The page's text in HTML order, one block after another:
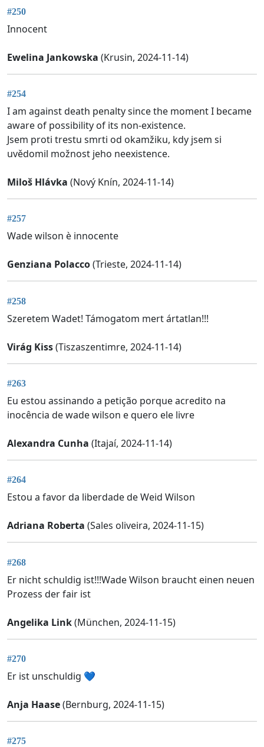
#250
Innocent
Ewelina Jankowska (Krusin, 2024-11-14)
#254
I am against death penalty since the moment I became
aware of possibility of its non-existence.
Jsem proti trestu smrti od okamžiku, kdy jsem si
uvědomil možnost jeho neexistence.
Miloš Hlávka (Nový Knín, 2024-11-14)
#257
Wade wilson è innocente
Genziana Polacco(Trieste, 2024-11-14)
#258
Szeretem Wadet! Támogatom mert ártatlan!!!
Virág Kiss(Tiszaszentimre, 2024-11-14)
#263
Eu estou assinando a petição porque acredito na
inocência de wade wilson e quero ele livre
Alexandra Cunha (Itajaí, 2024-11-14)
#264
Estou a favor da liberdade de Weid Wilson
Adriana Roberta (Sales oliveira, 2024-11-15)
#268
Er nicht schuldig ist!!!Wade Wilson braucht einen neuen
Prozess der fair ist
Angelika Link(München, 2024-11-15)
#270
Er ist unschuldig 💙
Anja Haase(Bernburg, 2024-11-15)
#275